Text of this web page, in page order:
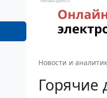
Новости и
Горячие